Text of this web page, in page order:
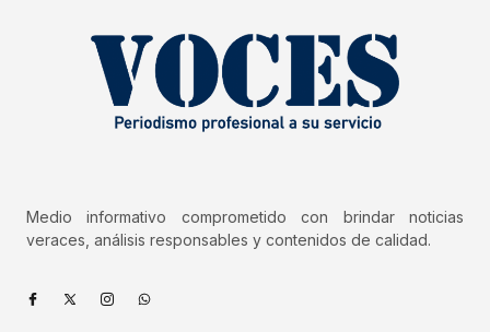
Medio informativo comprometido con brindar noticias
veraces, análisis responsables y contenidos de calidad.